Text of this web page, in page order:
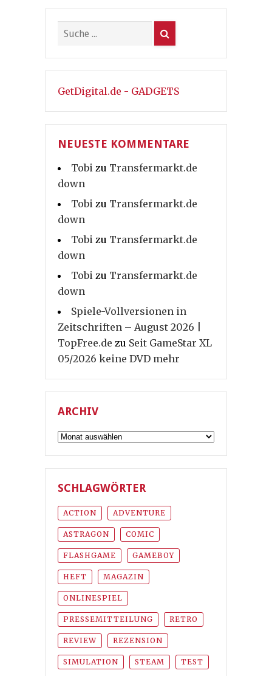
GetDigital.de - GADGETS
NEUESTE KOMMENTARE
Tobi zu Transfermarkt.de
down
Tobi zu Transfermarkt.de
down
Tobi zu Transfermarkt.de
down
Tobi zu Transfermarkt.de
down
Spiele-Vollversionen in
Zeitschriften – August 2026 |
TopFree.de zu Seit GameStar XL
05/2026 keine DVD mehr
ARCHIV
Archiv
SCHLAGWÖRTER
ACTION ADVENTURE
ASTRAGON COMIC
FLASHGAME GAMEBOY
HEFT MAGAZIN
ONLINESPIEL
PRESSEMITTEILUNG RETRO
REVIEW REZENSION
SIMULATION STEAM TEST